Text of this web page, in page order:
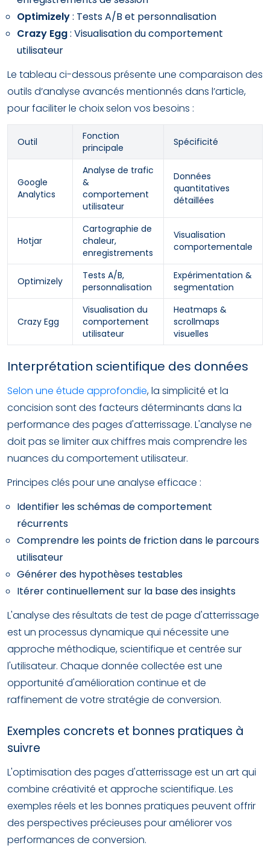
Optimizely: Tests A/B et personnalisation
Crazy Egg: Visualisation du comportement
utilisateur
Le tableau ci-dessous présente une comparaison des
outils d’analyse avancés mentionnés dans l’article,
pour faciliter le choix selon vos besoins :
Outil
Fonction
principale
Spécificité
Google
Analytics
Analyse de trafic
&
comportement
utilisateur
Données
quantitatives
détaillées
Hotjar
Cartographie de
chaleur,
enregistrements
Visualisation
comportementale
Optimizely
Tests A/B,
personnalisation
Expérimentation &
segmentation
Crazy Egg
Visualisation du
comportement
utilisateur
Heatmaps &
scrollmaps
visuelles
Interprétation scientifique des données
Selon une étude approfondie, la simplicité et la
concision sont des facteurs déterminants dans la
performance des pages d'atterrissage. L'analyse ne
doit pas se limiter aux chiffres mais comprendre les
nuances du comportement utilisateur.
Principes clés pour une analyse efficace :
Identifier les schémas de comportement
récurrents
Comprendre les points de friction dans le parcours
utilisateur
Générer des hypothèses testables
Itérer continuellement sur la base des insights
L'analyse des résultats de test de page d'atterrissage
est un processus dynamique qui nécessite une
approche méthodique, scientifique et centrée sur
l'utilisateur. Chaque donnée collectée est une
opportunité d'amélioration continue et de
raffinement de votre stratégie de conversion.
Exemples concrets et bonnes pratiques à
suivre
L'optimisation des pages d'atterrissage est un art qui
combine créativité et approche scientifique. Les
exemples réels et les bonnes pratiques peuvent offrir
des perspectives précieuses pour améliorer vos
performances de conversion.